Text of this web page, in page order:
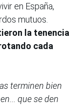
en España,
mutuos.
la tenencia
cada
terminen bien
que se den